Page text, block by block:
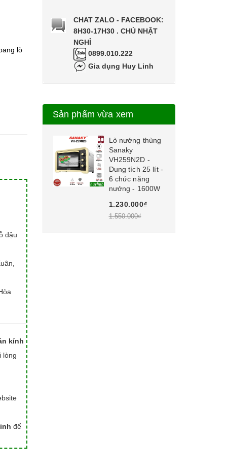
lò
đậu
kính
lòng
để
CHAT ZALO - FACEBOOK:
8H30-17H30 . CHỦ NHẬT
NGHỈ
0899.010.222
Gia dụng Huy Linh
Sản phẩm vừa xem
Lò nướng thùng
Sanaky
VH259N2D -
Dung tích 25 lít -
6 chức năng
nướng - 1600W
1.230.000₫
1.550.000₫